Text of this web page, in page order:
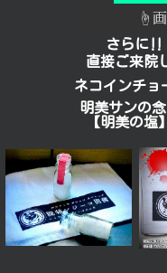
☝︎
さらに‼️
直接ご来院
ネコインチョ
明美サンの
【明美の